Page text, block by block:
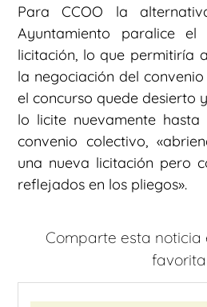
Para CCOO la
Ayuntamiento paralice
licitación, lo que permitiría
la negociación del
el concurso quede desierto
lo licite nuevamente
convenio colectivo,
una nueva licitación pero
reflejados en los pliegos».
Comparte esta noticia
favorita